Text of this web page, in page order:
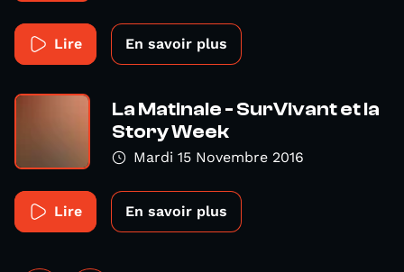
Lire En savoir plus
La Matinale - SurVivant et la
Story Week
Mardi 15 Novembre 2016
Lire En savoir plus